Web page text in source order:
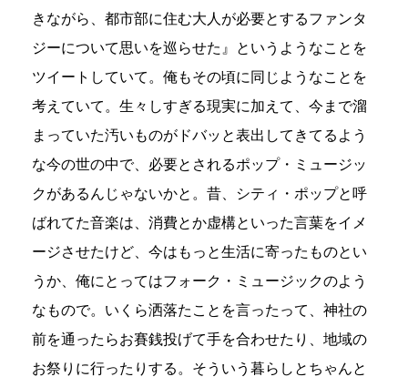
きながら、都市部に住む大人が必要とするファンタ
ジーについて思いを巡らせた』というようなことを
ツイートしていて。俺もその頃に同じようなことを
考えていて。生々しすぎる現実に加えて、今まで溜
まっていた汚いものがドバッと表出してきてるよう
な今の世の中で、必要とされるポップ・ミュージッ
クがあるんじゃないかと。昔、シティ・ポップと呼
ばれてた音楽は、消費とか虚構といった言葉をイメ
ージさせたけど、今はもっと生活に寄ったものとい
うか、俺にとってはフォーク・ミュージックのよう
なもので。いくら洒落たことを言ったって、神社の
前を通ったらお賽銭投げて手を合わせたり、地域の
お祭りに行ったりする。そういう暮らしとちゃんと